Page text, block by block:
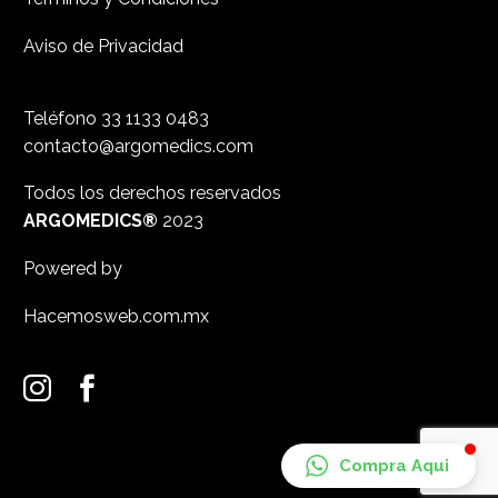
Aviso de Privacidad
Teléfono 33 1133 0483
contacto@argomedics.com
Todos los derechos reservados
ARGOMEDICS® 2023
Powered by
Hacemosweb.com.mx
Compra Aqui